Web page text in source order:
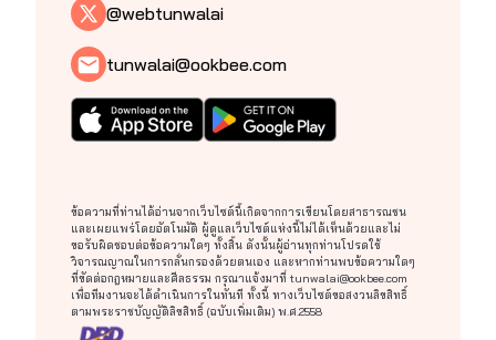
@webtunwalai
tunwalai@ookbee.com
ข้อความที่ท่านได้อ่านจากเว็บไซต์นี้เกิดจากการเขียนโดยสาธารณชน
และเผยแพร่โดยอัตโนมัติ ผู้ดูแลเว็บไซต์แห่งนี้ไม่ได้เห็นด้วยและไม่
ขอรับผิดชอบต่อข้อความใดๆ ทั้งสิ้น ดังนั้นผู้อ่านทุกท่านโปรดใช้
วิจารณญาณในการกลั่นกรองด้วยตนเอง และหากท่านพบข้อความใดๆ
ที่ขัดต่อกฎหมายและศีลธรรม กรุณาแจ้งมาที่ tunwalai@ookbee.com
เพื่อทีมงานจะได้ดำเนินการในทันที ทั้งนี้ ทางเว็บไซต์ขอสงวนลิขสิทธิ์
ตามพระราชบัญญัติลิขสิทธิ์ (ฉบับเพิ่มเติม) พ.ศ.2558